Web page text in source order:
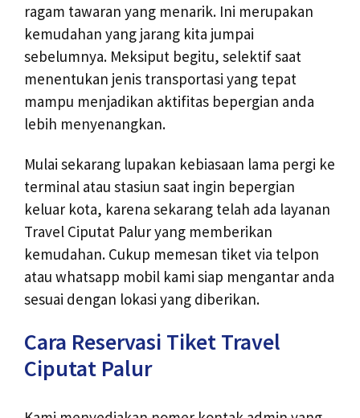
ragam tawaran yang menarik. Ini merupakan
kemudahan yang jarang kita jumpai
sebelumnya. Meksiput begitu, selektif saat
menentukan jenis transportasi yang tepat
mampu menjadikan aktifitas bepergian anda
lebih menyenangkan.
Mulai sekarang lupakan kebiasaan lama pergi ke
terminal atau stasiun saat ingin bepergian
keluar kota, karena sekarang telah ada layanan
Travel Ciputat Palur yang memberikan
kemudahan. Cukup memesan tiket via telpon
atau whatsapp mobil kami siap mengantar anda
sesuai dengan lokasi yang diberikan.
Cara Reservasi Tiket Travel
Ciputat Palur